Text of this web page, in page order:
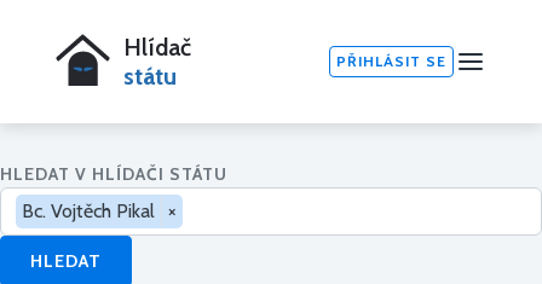
Hlídač
státu
PŘIHLÁSIT SE
HLEDAT V HLÍDAČI STÁTU
Bc. Vojtěch Pikal ×
HLEDAT